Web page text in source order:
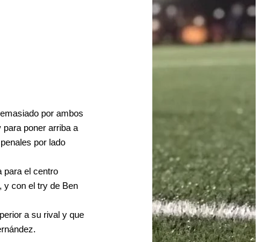
por ambos
poner arriba a
por lado
para el centro
y con el try de Ben
a su rival y que